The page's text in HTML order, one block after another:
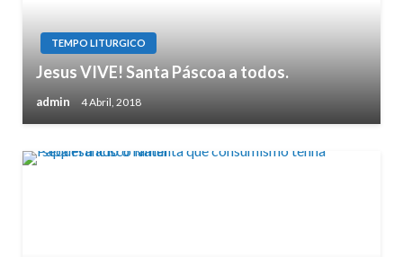
TEMPO LITURGICO
Jesus VIVE! Santa Páscoa a todos.
admin 4 Abril, 2018